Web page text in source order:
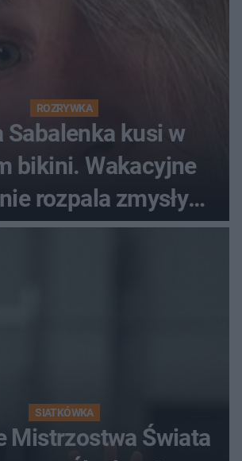
ROZRYWKA
Sabalenka kusi w
bikini. Wakacyjne
rozpala zmysły
fanów
SIATKÓWKA
Mistrzostwa Świata